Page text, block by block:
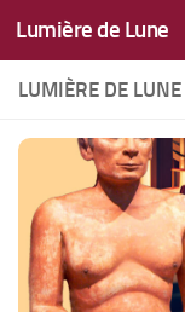
Skip to content
Lumière de Lune
LUMIÈRE DE LUNE